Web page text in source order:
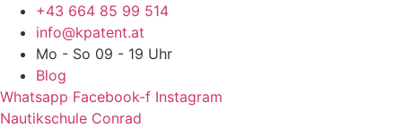
Zum
Inhalt
springen
+43 664 85 99 514
info@kpatent.at
Mo - So 09 - 19 Uhr
Blog
Whatsapp Facebook-f Instagram
Nautikschule Conrad